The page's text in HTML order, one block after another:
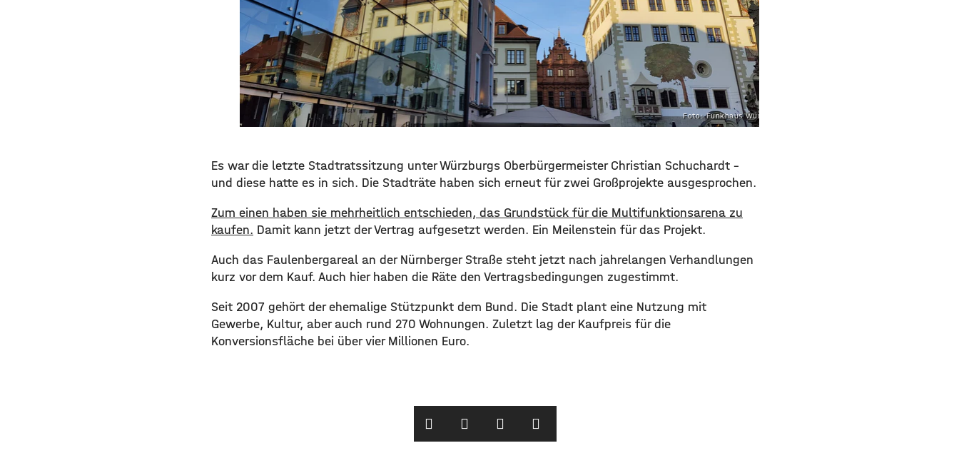
Foto: Funkhaus Würzburg
Es war die letzte Stadtratssitzung unter Würzburgs Oberbürgermeister Christian Schuchardt –
und diese hatte es in sich. Die Stadträte haben sich erneut für zwei Großprojekte ausgesprochen.
Zum einen haben sie mehrheitlich entschieden, das Grundstück für die Multifunktionsarena zu
kaufen. Damit kann jetzt der Vertrag aufgesetzt werden. Ein Meilenstein für das Projekt.
Auch das Faulenbergareal an der Nürnberger Straße steht jetzt nach jahrelangen Verhandlungen
kurz vor dem Kauf. Auch hier haben die Räte den Vertragsbedingungen zugestimmt.
Seit 2007 gehört der ehemalige Stützpunkt dem Bund. Die Stadt plant eine Nutzung mit
Gewerbe, Kultur, aber auch rund 270 Wohnungen. Zuletzt lag der Kaufpreis für die
Konversionsfläche bei über vier Millionen Euro.